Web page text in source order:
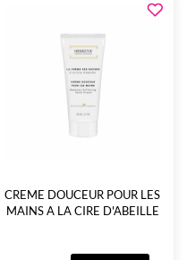
CREME DOUCEUR POUR LES
MAINS A LA CIRE D'ABEILLE